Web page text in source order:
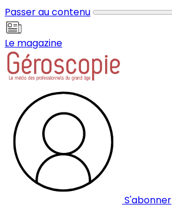
Passer au contenu
Le magazine
S'abonner
Panneau de gestion des cookies